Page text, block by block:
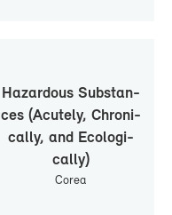
Ha­zar­dous Subs­tan­
ces (Acu­tely, Chro­ni­
cally, and Eco­lo­gi­
cally)
Co­rea